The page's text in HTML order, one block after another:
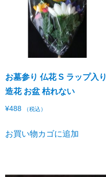
お墓参り 仏花 S ラップ入り
造花 お盆 枯れない
¥488 （税込）
お買い物カゴに追加